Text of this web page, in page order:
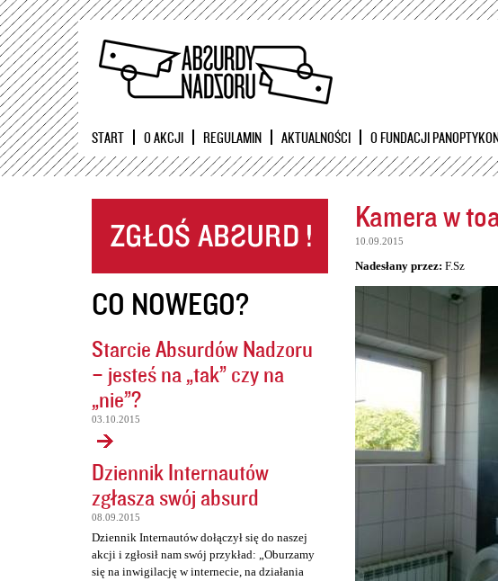
START O AKCJI REGULAMIN AKTUALNOŚCI O FUNDACJI
CO NOWEGO?
Starcie Absurdów Nadzoru
– jesteś na „tak” czy na
„nie”?
03.10.2015
Dziennik Internautów
zgłasza swój absurd
08.09.2015
Dziennik Internautów dołączył się do naszej
akcji i zgłosił nam swój przykład: „Oburzamy
się na inwigilację w internecie, na działania
Kamera w
10.09.2015
Nadesłany przez: F.Sz